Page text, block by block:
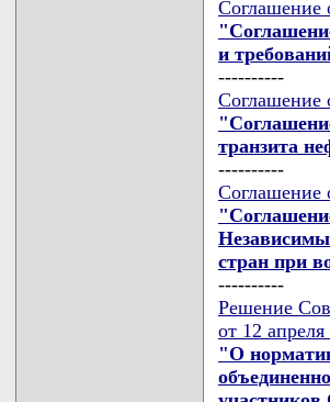
Соглашение
и
----------
Соглашение
транзита
----------
Соглашение
стран при
----------
Решение
от 12 апреля
"О